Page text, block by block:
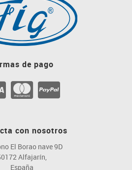
de pago
con nosotros
El Borao nave 9D
Alfajarín,
España